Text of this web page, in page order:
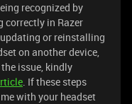
recognized by
correctly in Razer
or reinstalling
on another device,
issue, kindly
. If these steps
me with your headset